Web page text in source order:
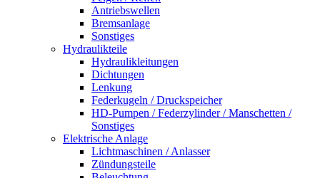
Antriebswellen
Bremsanlage
Sonstiges
Hydraulikteile
Hydraulikleitungen
Dichtungen
Lenkung
Federkugeln / Druckspeicher
HD-Pumpen / Federzylinder / Manschetten /
Sonstiges
Elektrische Anlage
Lichtmaschinen / Anlasser
Zündungsteile